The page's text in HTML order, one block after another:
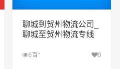
聊城到贺州物流公司_
聊城至贺州物流专线
6百+ 0